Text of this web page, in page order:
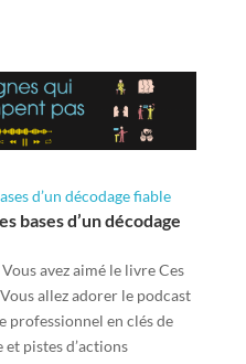
d’un décodage fiable
bases d’un décodage
avez aimé le livre Ces
allez adorer le podcast
professionnel en clés de
pistes d’actions